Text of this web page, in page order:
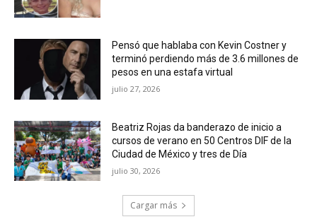
Pensó que hablaba con Kevin Costner y
terminó perdiendo más de 3.6 millones de
pesos en una estafa virtual
julio 27, 2026
Beatriz Rojas da banderazo de inicio a
cursos de verano en 50 Centros DIF de la
Ciudad de México y tres de Día
julio 30, 2026
Cargar más